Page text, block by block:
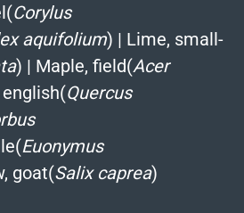
Corylus
aquifolium) | Lime, small-
) | Maple, field(Acer
english(Quercus
Euonymus
goat(Salix caprea)